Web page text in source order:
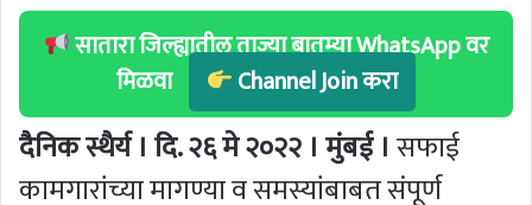
सातारा जिल्ह्यातील ताज्या बातम्या WhatsApp वर
मिळवा
Channel Join करा
दैनिक स्थैर्य । दि. २६ मे २०२२ । मुंबई । सफाई
कामगारांच्या मागण्या व समस्यांबाबत संपूर्ण